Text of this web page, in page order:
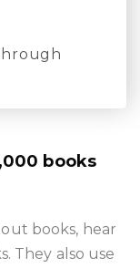
books
books, hear
They also use